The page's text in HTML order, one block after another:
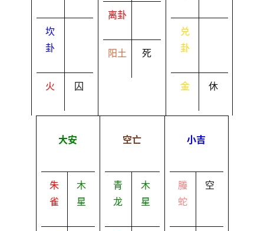
坎
卦
火 囚
离卦
阳土 死
兑
卦
金 休
大安
朱
雀
木
星
空亡
青
龙
木
星
小吉
螣
蛇
空